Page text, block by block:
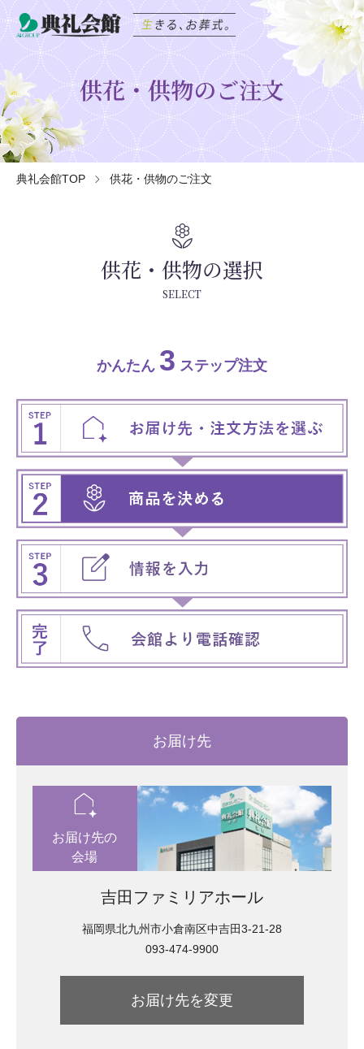
供花・供物のご注文
典礼会館TOP 供花・供物のご注文
local_florist
供花・供物の選択
SELECT
かんたん 3 ステップ注文
お届け先
location_automation
お届け先の
会場
吉田ファミリアホール
福岡県北九州市小倉南区中吉田3-21-28
093-474-9900
お届け先を変更